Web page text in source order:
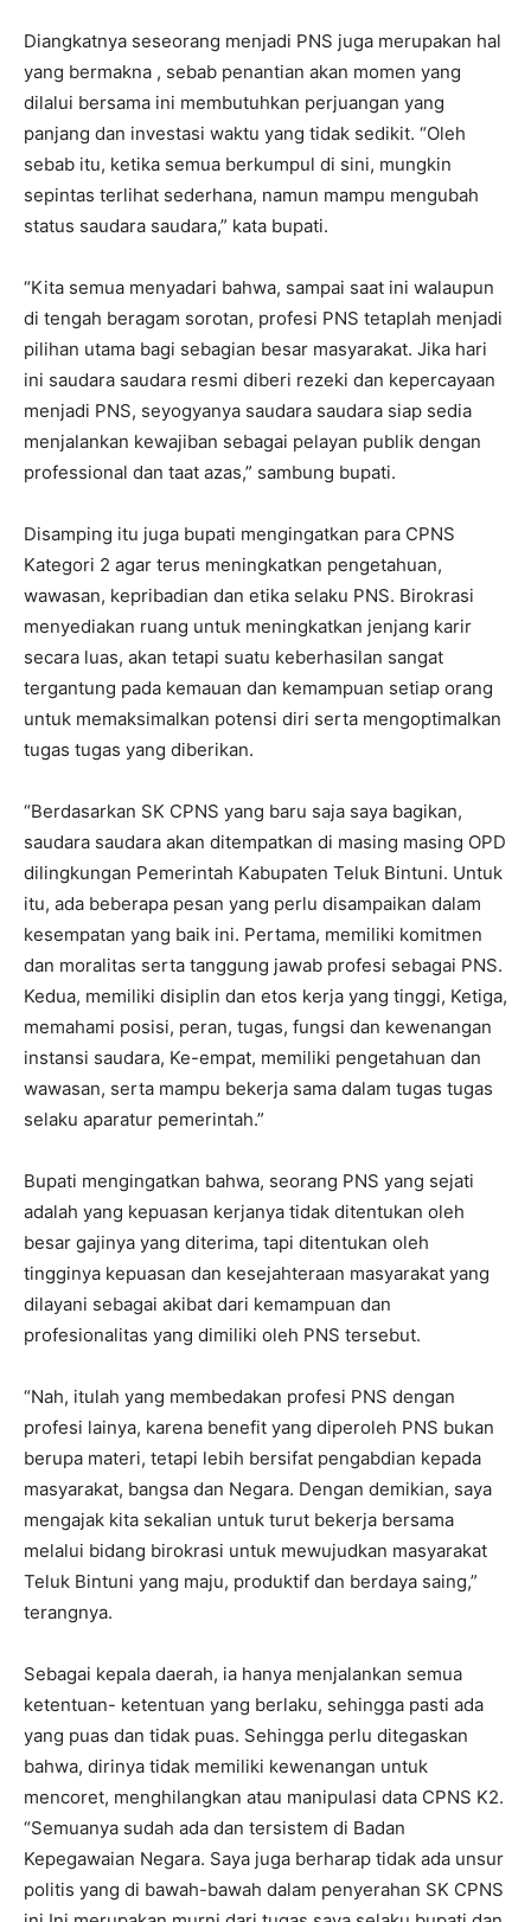
Diangkatnya seseorang menjadi PNS juga merupakan hal
yang bermakna , sebab penantian akan momen yang
dilalui bersama ini membutuhkan perjuangan yang
panjang dan investasi waktu yang tidak sedikit. “Oleh
sebab itu, ketika semua berkumpul di sini, mungkin
sepintas terlihat sederhana, namun mampu mengubah
status saudara saudara,” kata bupati.
“Kita semua menyadari bahwa, sampai saat ini walaupun
di tengah beragam sorotan, profesi PNS tetaplah menjadi
pilihan utama bagi sebagian besar masyarakat. Jika hari
ini saudara saudara resmi diberi rezeki dan kepercayaan
menjadi PNS, seyogyanya saudara saudara siap sedia
menjalankan kewajiban sebagai pelayan publik dengan
professional dan taat azas,” sambung bupati.
Disamping itu juga bupati mengingatkan para CPNS
Kategori 2 agar terus meningkatkan pengetahuan,
wawasan, kepribadian dan etika selaku PNS. Birokrasi
menyediakan ruang untuk meningkatkan jenjang karir
secara luas, akan tetapi suatu keberhasilan sangat
tergantung pada kemauan dan kemampuan setiap orang
untuk memaksimalkan potensi diri serta mengoptimalkan
tugas tugas yang diberikan.
“Berdasarkan SK CPNS yang baru saja saya bagikan,
saudara saudara akan ditempatkan di masing masing OPD
dilingkungan Pemerintah Kabupaten Teluk Bintuni. Untuk
itu, ada beberapa pesan yang perlu disampaikan dalam
kesempatan yang baik ini. Pertama, memiliki komitmen
dan moralitas serta tanggung jawab profesi sebagai PNS.
Kedua, memiliki disiplin dan etos kerja yang tinggi, Ketiga,
memahami posisi, peran, tugas, fungsi dan kewenangan
instansi saudara, Ke-empat, memiliki pengetahuan dan
wawasan, serta mampu bekerja sama dalam tugas tugas
selaku aparatur pemerintah.”
Bupati mengingatkan bahwa, seorang PNS yang sejati
adalah yang kepuasan kerjanya tidak ditentukan oleh
besar gajinya yang diterima, tapi ditentukan oleh
tingginya kepuasan dan kesejahteraan masyarakat yang
dilayani sebagai akibat dari kemampuan dan
profesionalitas yang dimiliki oleh PNS tersebut.
“Nah, itulah yang membedakan profesi PNS dengan
profesi lainya, karena benefit yang diperoleh PNS bukan
berupa materi, tetapi lebih bersifat pengabdian kepada
masyarakat, bangsa dan Negara. Dengan demikian, saya
mengajak kita sekalian untuk turut bekerja bersama
melalui bidang birokrasi untuk mewujudkan masyarakat
Teluk Bintuni yang maju, produktif dan berdaya saing,”
terangnya.
Sebagai kepala daerah, ia hanya menjalankan semua
ketentuan- ketentuan yang berlaku, sehingga pasti ada
yang puas dan tidak puas. Sehingga perlu ditegaskan
bahwa, dirinya tidak memiliki kewenangan untuk
mencoret, menghilangkan atau manipulasi data CPNS K2.
“Semuanya sudah ada dan tersistem di Badan
Kepegawaian Negara. Saya juga berharap tidak ada unsur
politis yang di bawah-bawah dalam penyerahan SK CPNS